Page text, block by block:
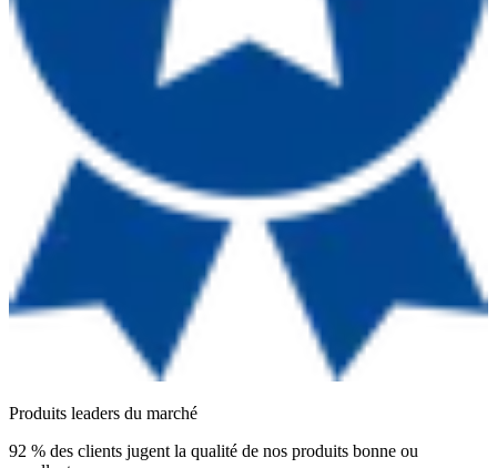
Produits leaders du marché
92 % des clients jugent la qualité de nos produits bonne ou